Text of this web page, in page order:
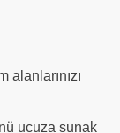
ucuza sunak